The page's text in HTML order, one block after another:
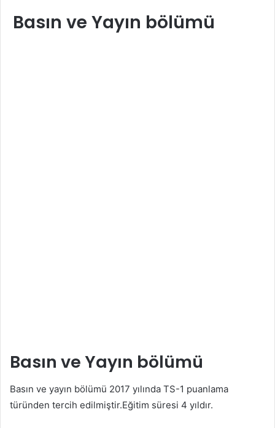
Basın ve Yayın bölümü
Basın ve Yayın bölümü
Basın ve yayın bölümü 2017 yılında TS-1 puanlama
türünden tercih edilmiştir.Eğitim süresi 4 yıldır.